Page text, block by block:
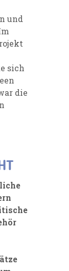
und
sich
die